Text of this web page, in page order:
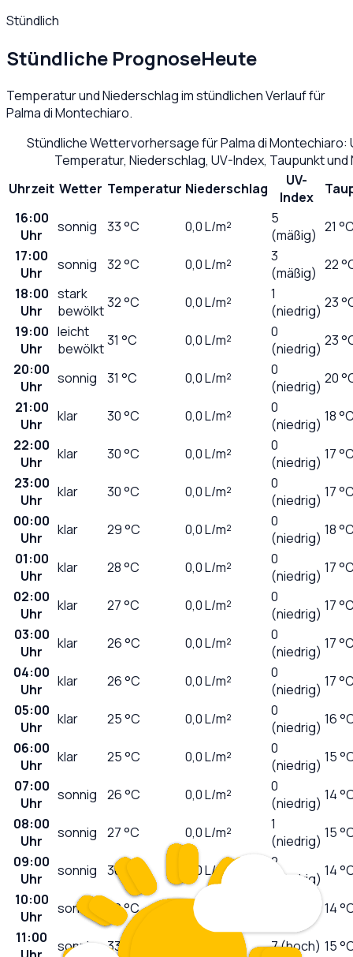
Stündlich
Stündliche PrognoseHeute
Temperatur und Niederschlag im stündlichen Verlauf für
Palma di Montechiaro.
Stündliche Wettervorhersage fürPalma di Montechiaro:
Temperatur, Niederschlag, UV-Index, Taupunkt
Uhrzeit Wetter Temperatur Niederschlag
UV-
Index
16:00
Uhr
sonnig 33°C 0,0L/m²
5
(mäßig) 21
17:00
Uhr
sonnig 32°C 0,0L/m²
3
(mäßig) 22
18:00
Uhr
stark
bewölkt32°C 0,0L/m²
1
(niedrig) 23
19:00
Uhr
leicht
bewölkt31 °C 0,0L/m²
0
(niedrig) 23
20:00
Uhr
sonnig 31 °C 0,0L/m²
0
(niedrig) 20
21:00
Uhr
klar 30°C 0,0L/m²
0
(niedrig) 18
22:00
Uhr
klar 30°C 0,0L/m²
0
(niedrig) 17
23:00
Uhr
klar 30°C 0,0L/m²
0
(niedrig) 17
00:00
Uhr
klar 29°C 0,0L/m²
0
(niedrig) 18
01:00
Uhr
klar 28°C 0,0L/m²
0
(niedrig) 17
02:00
Uhr
klar 27°C 0,0L/m²
0
(niedrig) 17
03:00
Uhr
klar 26°C 0,0L/m²
0
(niedrig) 17
04:00
Uhr
klar 26°C 0,0L/m²
0
(niedrig) 17
05:00
Uhr
klar 25°C 0,0L/m²
0
(niedrig) 16
06:00
Uhr
klar 25°C 0,0L/m²
0
(niedrig) 15
07:00
Uhr
sonnig 26°C 0,0L/m²
0
(niedrig) 14
08:00
Uhr
sonnig 27°C 0,0L/m²
1
(niedrig) 15
09:00
Uhr
sonnig 30 0,0L/m²
2
(niedrig) 14
10:00
Uhr
sonnig 32°C 0,0
(mäßig) 14
11:00
sonnig 33 7 (hoch) 15